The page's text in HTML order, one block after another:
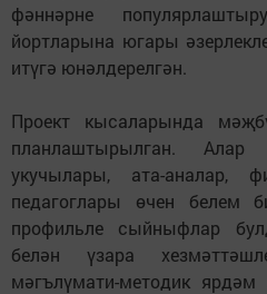
фәннәрне
йортларына югары
итүгә юнәлдерелгән.
Проект кысаларында
планлаштырылган.
укучылары, ата-аналар,
педагоглары өчен белем
профильле сыйныфлар
белән үзара
мәгълүмати-методик ярдәм